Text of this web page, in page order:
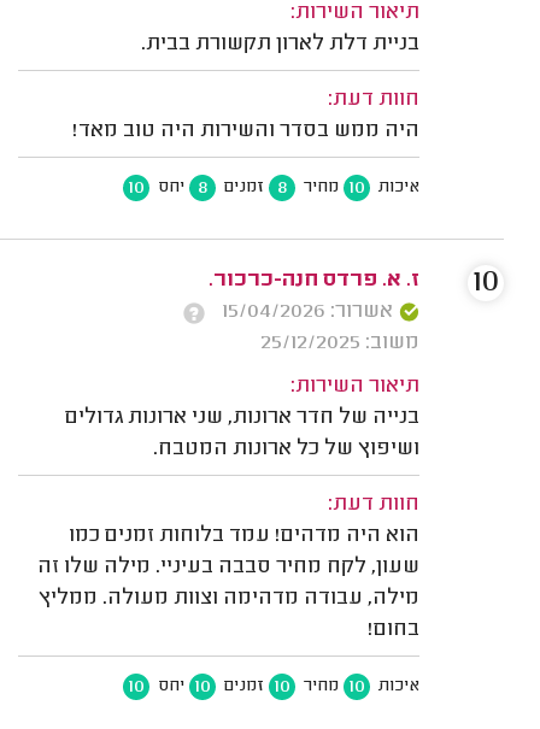
תיאור השירות:
בניית דלת לארון תקשורת בבית.
חוות דעת:
היה ממש בסדר והשירות היה טוב מאד!
איכות 10 מחיר 8 זמנים 8 יחס 10
ז. א. פרדס חנה-כרכור.
אשרור: 15/04/2026
משוב: 25/12/2025
תיאור השירות:
בנייה של חדר ארונות, שני ארונות גדולים
ושיפוץ של כל ארונות המטבח.
חוות דעת:
הוא היה מדהים! עמד בלוחות זמנים כמו
שעון, לקח מחיר סבבה בעיניי. מילה שלו זה
מילה, עבודה מדהימה וצוות מעולה. ממליץ
בחום!
איכות 10 מחיר 10 זמנים 10 יחס 10
10